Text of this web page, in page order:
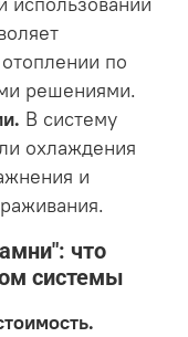
по
решениями.
В систему
охлаждения
и
что
системы